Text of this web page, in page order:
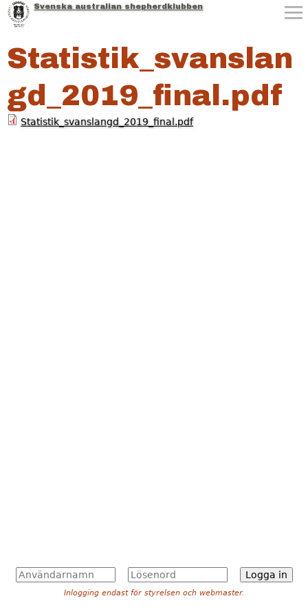
Jump to navigation
Svenska australian shepherdklubben
Statistik_svanslan
gd_2019_final.pdf
Statistik_svanslangd_2019_final.pdf
A
n
L
ö
s
Inlogging endast för styrelsen och webmaster.